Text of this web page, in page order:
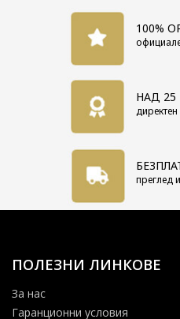
100%
НАД
преглед
ПОЛЕЗНИ ЛИНКОВЕ
За нас
Гаранционни условия